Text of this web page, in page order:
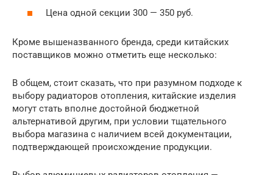
Цена одной секции 300 — 350 руб.
Кроме вышеназванного бренда, среди китайских
поставщиков можно отметить еще несколько:
В общем, стоит сказать, что при разумном подходе к
выбору радиаторов отопления, китайские изделия
могут стать вполне достойной бюджетной
альтернативой другим, при условии тщательного
выбора магазина с наличием всей документации,
подтверждающей происхождение продукции.